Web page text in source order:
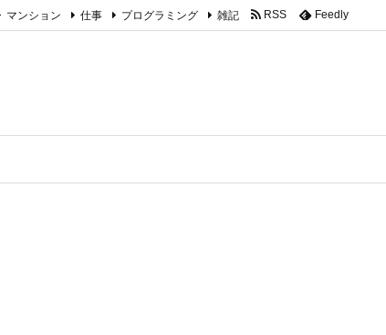
マンション 仕事 プログラミング 雑記 RSS Feedly